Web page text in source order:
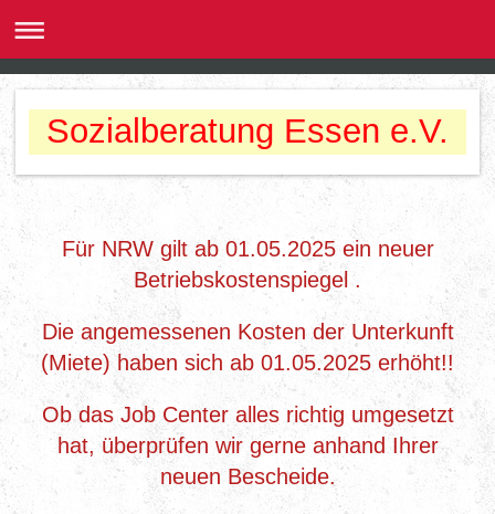
Sozialberatung Essen e.V.
Für NRW gilt ab 01.05.2025 ein neuer
Betriebskostenspiegel .
Die angemessenen Kosten der Unterkunft
(Miete) haben sich ab 01.05.2025 erhöht!!
Ob das Job Center alles richtig umgesetzt
hat, überprüfen wir gerne anhand Ihrer
neuen Bescheide.